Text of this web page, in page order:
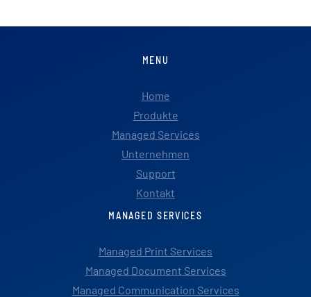
MENU
Home
Produkte
Managed Services
Unternehmen
Support
Kontakt
MANAGED SERVICES
Managed Print Services
Managed Document Services
Managed Communication Services